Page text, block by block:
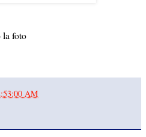
la foto
AM